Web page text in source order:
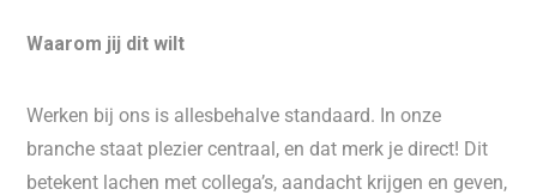
Waarom jij dit wilt
Werken bij ons is allesbehalve standaard. In onze
branche staat plezier centraal, en dat merk je direct! Dit
betekent lachen met collega’s, aandacht krijgen en geven,